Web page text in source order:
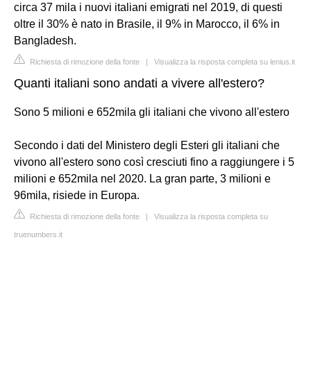
circa 37 mila i nuovi italiani emigrati nel 2019, di questi
oltre il 30% è nato in Brasile, il 9% in Marocco, il 6% in
Bangladesh.
Richiesta di rimozione della fonte | Visualizza la risposta completa su lenius.it
Quanti italiani sono andati a vivere all'estero?
Sono 5 milioni e 652mila gli italiani che vivono all'estero
Secondo i dati del Ministero degli Esteri gli italiani che
vivono all'estero sono così cresciuti fino a raggiungere i 5
milioni e 652mila nel 2020. La gran parte, 3 milioni e
96mila, risiede in Europa.
Richiesta di rimozione della fonte | Visualizza la risposta completa su
truenumbers.it